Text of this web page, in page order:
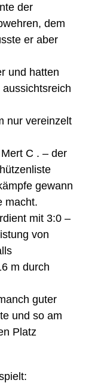
der
dem
er aber
und hatten
nur vereinzelt
C . – der
gewann
macht.
mit 3:0 –
von
m durch
guter
und so am
Platz